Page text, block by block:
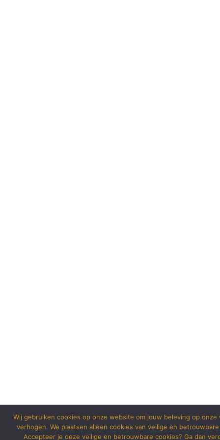
Wij gebruiken cookies op onze website om jouw beleving op
verhogen. We plaatsen alleen cookies van veilige en
Accepteer je deze veilige en betrouwbare cookies? Ga dan